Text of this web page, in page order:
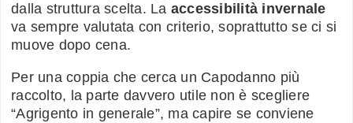
dalla struttura scelta. La accessibilità invernale
va sempre valutata con criterio, soprattutto se ci si
muove dopo cena.
Per una coppia che cerca un Capodanno più
raccolto, la parte davvero utile non è scegliere
“Agrigento in generale”, ma capire se conviene